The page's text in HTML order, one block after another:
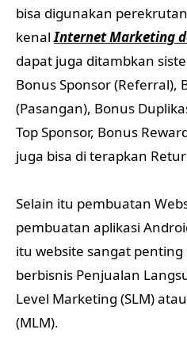
bisa digunakan
kenalInternet Marketing
dapat juga ditambkan
Bonus Sponsor (Referral),
(Pasangan), Bonus
Top Sponsor, Bonus
juga bisa di terapkan
Selain itu pembuatan
pembuatan aplikasi
itu website sangat
berbisnis Penjualan
Level Marketing (SLM)
(MLM).